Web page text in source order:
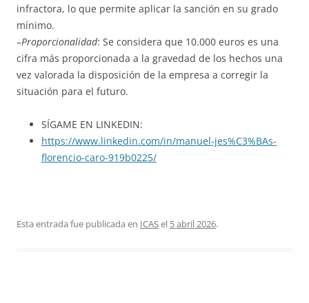
infractora, lo que permite aplicar la sanción en su grado
mínimo.
–Proporcionalidad: Se considera que 10.000 euros es una
cifra más proporcionada a la gravedad de los hechos una
vez valorada la disposición de la empresa a corregir la
situación para el futuro.
SÍGAME EN LINKEDIN:
https://www.linkedin.com/in/manuel-jes%C3%BAs-
florencio-caro-919b0225/
Esta entrada fue publicada en ICASel 5 abril 2026.